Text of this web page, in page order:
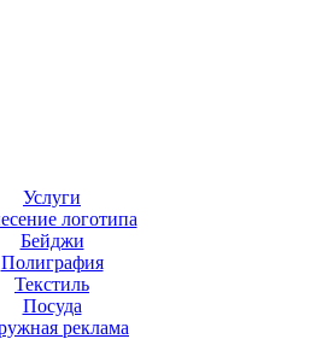
Услуги
логотипа
Бейджи
Полиграфия
Текстиль
Посуда
реклама